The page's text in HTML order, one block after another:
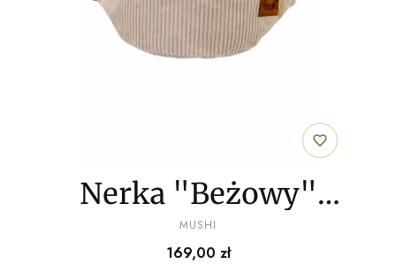
Nerka "Beżowy"
sztruks
PRODUCENT
MUSHI
Cena
169,00 zł